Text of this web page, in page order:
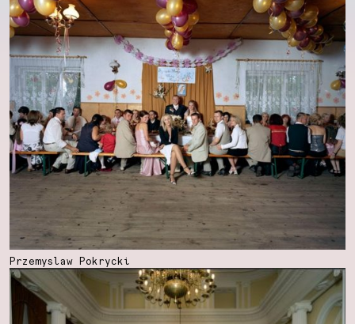
Przemyslaw Pokrycki